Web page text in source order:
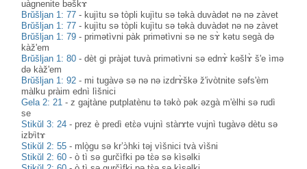
uàgnenite bəškɤ̀
Brŭšljan 1: 77 - kujìtu sə tòpli kujìtu sə təkà duvàdət nə nə zàvet
Brŭšljan 1: 77 - kujìtu sə tòpli kujìtu sə təkà duvàdət nə nə zàvet
Brŭšljan 1: 79 -primətìvni pàk primətìvni sə ne sɤ̀ kətu segà də
kàž'em
Brŭšljan 1: 80 -dèt gi pràjət tuvà primətìvni sə ednɤ̀ kəšlɤ̀ š'e ìmə
də kàž'em
Brŭšljan 1: 92 - mi tugàvə sə nə nə izdrɤ̀škə ž'ivòtnite səfs'èm
màlku pràim ednì lìšnici
Gela 2: 21 -z gajtàne putplatènu tə təkò pək əzgà m'èlhi sə rudì
se
Stikŭl 3: 24 -prez è predì etɛ̀ə vujnì stàrɤte vujnì tugàvə dètu sə
izbᶤìtɤ
Stikŭl 2: 55 - mlò̝gu sə kr’ɔ̀hki təj vìšnici tvà vìšni
Stikŭl 2: 60 -ò tì sə gurčìfki pə tɛ̀ə sə kìsəlki